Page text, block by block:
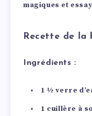
magiques et
Recette de la
Ingrédients :
1 ½ verre
1 cuillère à